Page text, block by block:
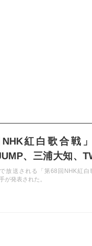
NHK紅白歌合戦
、三浦大知、
放送される「第68回NHK紅
が発表された。